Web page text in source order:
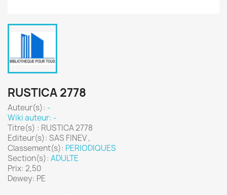
RUSTICA 2778
Auteur(s): -
Wiki auteur: -
Titre(s) : RUSTICA 2778
Editeur(s): SAS FINEV ,
Classement(s): PERIODIQUES
Section(s): ADULTE
Prix: 2,50
Dewey: PE